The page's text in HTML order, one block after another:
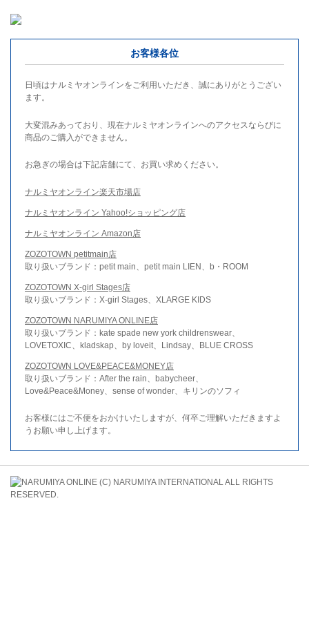
お客様各位
日頃はナルミヤオンラインをご利用いただき、誠にありがとうござい
ます。
大変混みあっており、現在ナルミヤオンラインへのアクセスならびに
商品のご購入ができません。
お急ぎの場合は下記店舗にて、お買い求めください。
ナルミヤオンライン楽天市場店
ナルミヤオンライン Yahoo!ショッピング店
ナルミヤオンライン Amazon店
ZOZOTOWN petitmain店
取り扱いブランド：petit main、petit main LIEN、b・ROOM
ZOZOTOWN X-girl Stages店
取り扱いブランド：X-girl Stages、XLARGE KIDS
ZOZOTOWN NARUMIYA ONLINE店
取り扱いブランド：kate spade new york childrenswear、
LOVETOXIC、kladskap、by loveit、Lindsay、BLUE CROSS
ZOZOTOWN LOVE&PEACE&MONEY店
取り扱いブランド：After the rain、babycheer、
Love&Peace&Money、sense of wonder、キリンのソフィ
お客様にはご不便をおかけいたしますが、何卒ご理解いただきますよ
うお願い申し上げます。